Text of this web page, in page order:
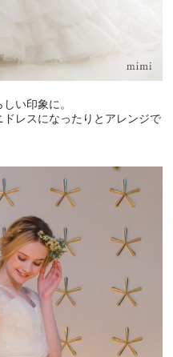
い印象に。
レスになったりとアレンジで